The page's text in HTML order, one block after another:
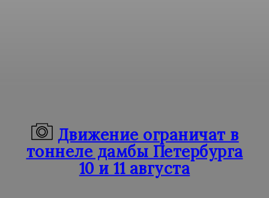
Движение ограничат в
тоннеле дамбы Петербурга
10 и 11 августа